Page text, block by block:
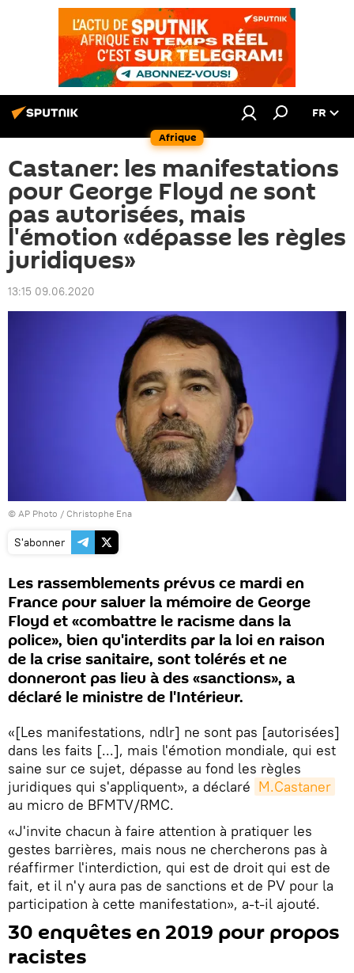
Afrique
FR
Castaner: les manifestations
pour George Floyd ne sont
pas autorisées, mais
l'émotion «dépasse les règles
juridiques»
13:15 09.06.2020
© AP Photo / Christophe Ena
S'abonner
Les rassemblements prévus ce mardi en
France pour saluer la mémoire de George
Floyd et «combattre le racisme dans la
police», bien qu'interdits par la loi en raison
de la crise sanitaire, sont tolérés et ne
donneront pas lieu à des «sanctions», a
déclaré le ministre de l'Intérieur.
«[Les manifestations, ndlr] ne sont pas [autorisées]
dans les faits [...], mais l'émotion mondiale, qui est
saine sur ce sujet, dépasse au fond les règles
juridiques qui s'appliquent», a déclaré M.Castaner
au micro de BFMTV/RMC.
«J'invite chacun à faire attention à pratiquer les
gestes barrières, mais nous ne chercherons pas à
réaffirmer l'interdiction, qui est de droit qui est de
fait, et il n'y aura pas de sanctions et de PV pour la
participation à cette manifestation», a-t-il ajouté.
30 enquêtes en 2019 pour propos
racistes